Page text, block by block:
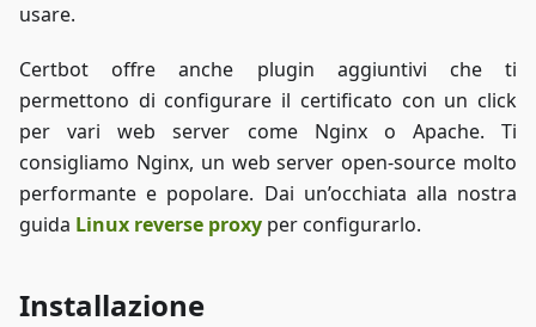
usare.
Certbot offre anche plugin aggiuntivi che ti
permettono di configurare il certificato con un click
per vari web server come Nginx o Apache. Ti
consigliamo Nginx, un web server open-source molto
performante e popolare. Dai un’occhiata alla nostra
guida Linux reverse proxy per configurarlo.
Installazione